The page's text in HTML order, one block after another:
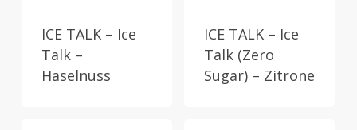
ICE TALK – Ice
Talk –
Haselnuss
ICE TALK – Ice
Talk (Zero
Sugar) – Zitrone